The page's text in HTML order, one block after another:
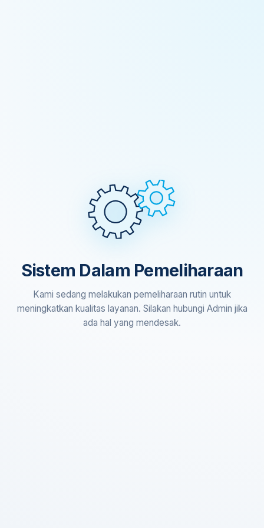
Sistem Dalam Pemeliharaan
Kami sedang melakukan pemeliharaan rutin untuk
meningkatkan kualitas layanan. Silakan hubungi Admin jika
ada hal yang mendesak.